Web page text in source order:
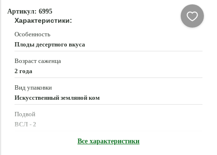
Артикул: 6995
Характеристики:
Особенность
Плоды десертного вкуса
Возраст саженца
2 года
Вид упаковки
Искусственный земляной ком
Подвой
ВСЛ - 2
Все характеристики